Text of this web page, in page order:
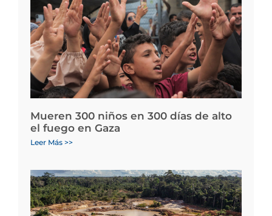
Mueren 300 niños en 300 días de alto
el fuego en Gaza
Leer Más >>